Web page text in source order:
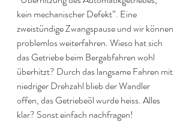
kein mechanischer Defekt”. Eine
zweistündige Zwangspause und wir können
problemlos weiterfahren. Wieso hat sich
das Getriebe beim Bergabfahren wohl
überhitzt? Durch das langsame Fahren mit
niedriger Drehzahl blieb der Wandler
offen, das Getriebeöl wurde heiss. Alles
klar? Sonst einfach nachfragen!